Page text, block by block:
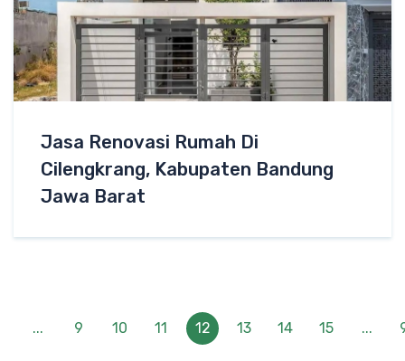
Jasa Renovasi Rumah Di
Cilengkrang, Kabupaten Bandung
Jawa Barat
... 9 10 11 12 13 14 15 ...